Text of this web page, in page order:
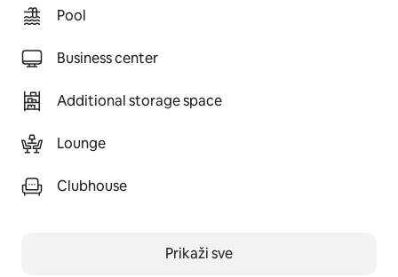
Pool
Business center
Additional storage space
Lounge
Clubhouse
Prikaži sve